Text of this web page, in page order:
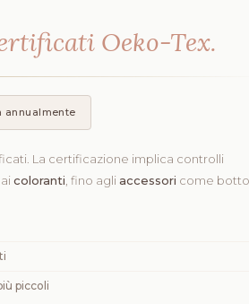
Oeko-Tex.
annualmente
La certificazione implica controlli
aicoloranti, fino agli accessori come
piccoli